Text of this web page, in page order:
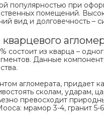
популярностью при
помещений.
вид и долговечность –
состоит из кварца –
Данные
агломерата, придает
сколам, ударам,
превосходит
мрамор 3-4, гранит 5-